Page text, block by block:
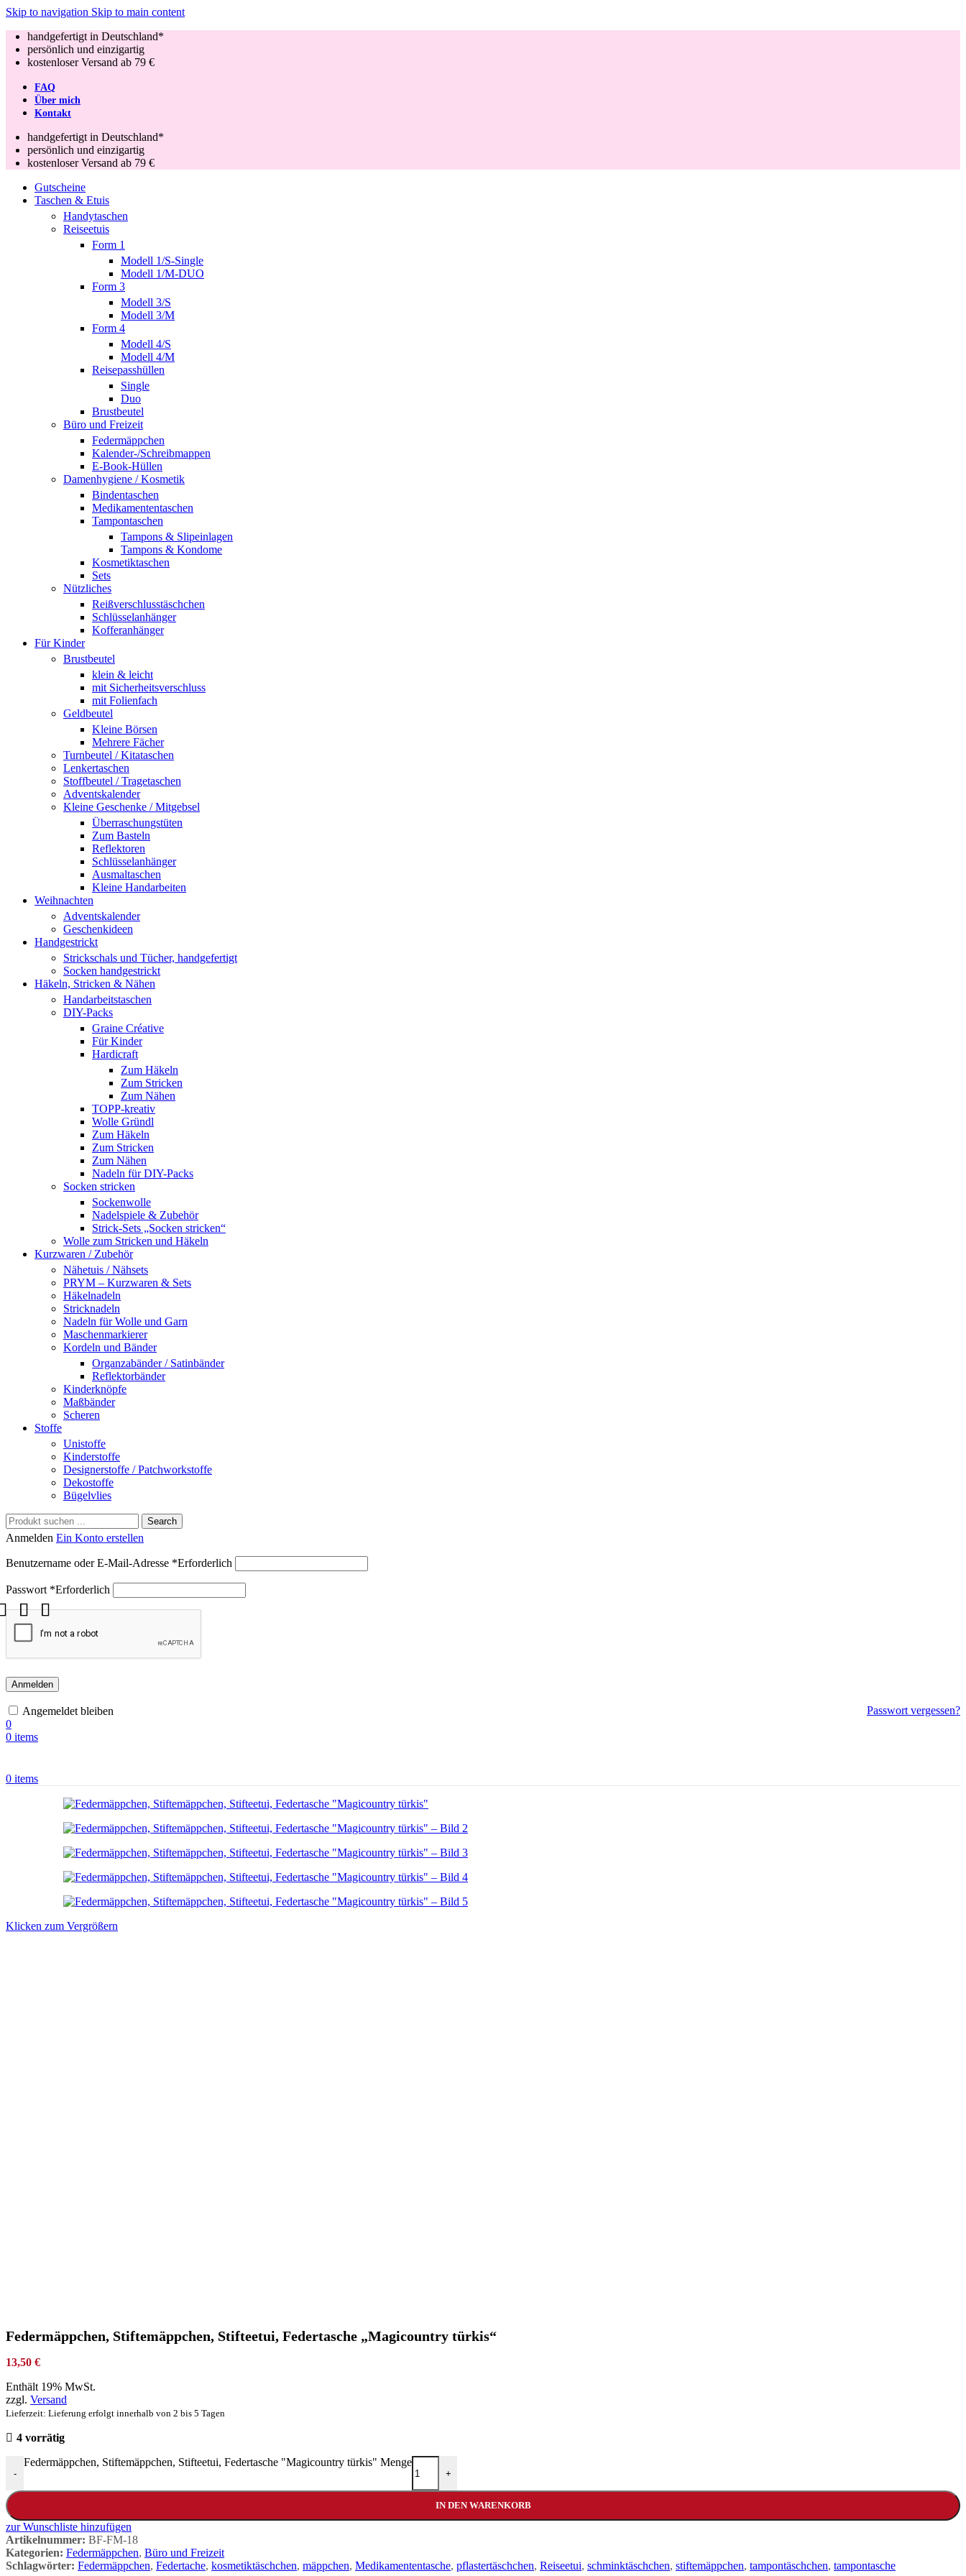
Skip to navigation Skip to main content
handgefertigt in Deutschland*
persönlich und einzigartig
kostenloser Versand ab 79 €
FAQ
Über mich
Kontakt
handgefertigt in Deutschland*
persönlich und einzigartig
kostenloser Versand ab 79 €
Gutscheine
Taschen & Etuis
Handytaschen
Reiseetuis
Form 1
Modell 1/S-Single
Modell 1/M-DUO
Form 3
Modell 3/S
Modell 3/M
Form 4
Modell 4/S
Modell 4/M
Reisepasshüllen
Single
Duo
Brustbeutel
Büro und Freizeit
Federmäppchen
Kalender-/Schreibmappen
E-Book-Hüllen
Damenhygiene / Kosmetik
Bindentaschen
Medikamententaschen
Tampontaschen
Tampons & Slipeinlagen
Tampons & Kondome
Kosmetiktaschen
Sets
Nützliches
Reißverschlusstäschchen
Schlüsselanhänger
Kofferanhänger
Für Kinder
Brustbeutel
klein & leicht
mit Sicherheitsverschluss
mit Folienfach
Geldbeutel
Kleine Börsen
Mehrere Fächer
Turnbeutel / Kitataschen
Lenkertaschen
Stoffbeutel / Tragetaschen
Adventskalender
Kleine Geschenke / Mitgebsel
Überraschungstüten
Zum Basteln
Reflektoren
Schlüsselanhänger
Ausmaltaschen
Kleine Handarbeiten
Weihnachten
Adventskalender
Geschenkideen
Handgestrickt
Strickschals und Tücher, handgefertigt
Socken handgestrickt
Häkeln, Stricken & Nähen
Handarbeitstaschen
DIY-Packs
Graine Créative
Für Kinder
Hardicraft
Zum Häkeln
Zum Stricken
Zum Nähen
TOPP-kreativ
Wolle Gründl
Zum Häkeln
Zum Stricken
Zum Nähen
Nadeln für DIY-Packs
Socken stricken
Sockenwolle
Nadelspiele & Zubehör
Strick-Sets „Socken stricken“
Wolle zum Stricken und Häkeln
Kurzwaren / Zubehör
Nähetuis / Nähsets
PRYM – Kurzwaren & Sets
Häkelnadeln
Stricknadeln
Nadeln für Wolle und Garn
Maschenmarkierer
Kordeln und Bänder
Organzabänder / Satinbänder
Reflektorbänder
Kinderknöpfe
Maßbänder
Scheren
Stoffe
Unistoffe
Kinderstoffe
Designerstoffe / Patchworkstoffe
Dekostoffe
Bügelvlies
Search
Anmelden Ein Konto erstellen
Benutzername oder E-Mail-Adresse *Erforderlich
Passwort *Erforderlich
Anmelden
Passwort vergessen?
Angemeldet bleiben
0
0 items
0 items
Klicken zum Vergrößern
Federmäppchen, Stiftemäppchen, Stifteetui, Federtasche „Magicountry türkis“
13,50 €
Enthält 19% MwSt.
zzgl. Versand
Lieferzeit: Lieferung erfolgt innerhalb von 2 bis 5 Tagen
4 vorrätig
-
Federmäppchen, Stiftemäppchen, Stifteetui, Federtasche "Magicountry türkis" Menge
+
IN DEN WARENKORB
zur Wunschliste hinzufügen
Artikelnummer: BF-FM-18
Kategorien: Federmäppchen, Büro und Freizeit
Schlagwörter: Federmäppchen, Federtache, kosmetiktäschchen, mäppchen, Medikamententasche, pflastertäschchen, Reiseetui, schminktäschchen, stiftemäppchen, tampontäschchen, tampontasche